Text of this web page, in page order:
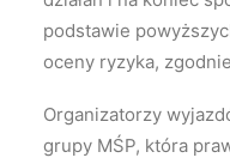
podstawie
oceny ryzyka,
Organizatorzy
grupy MŚP, która